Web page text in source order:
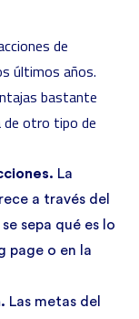
de
últimos años.
bastante
de otro tipo de
La
a través del
sepa qué es lo
page o en la
Las metas del